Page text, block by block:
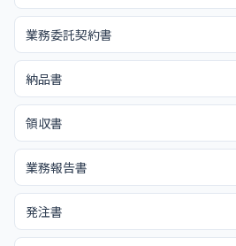
業務委託契約書
納品書
領収書
業務報告書
発注書